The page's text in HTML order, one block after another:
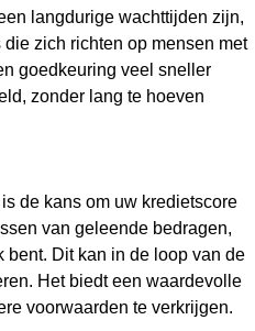
langdurige wachttijden zijn,
zich richten op mensen met
goedkeuring veel sneller
zonder lang te hoeven
de kans om uw kredietscore
van geleende bedragen,
bent. Dit kan in de loop van de
Het biedt een waardevolle
voorwaarden te verkrijgen.